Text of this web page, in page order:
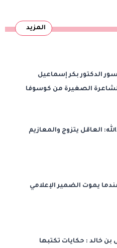
المزيد
الدكتور بكر إسماعيل
الصغيرة من كوسوفا
العاقل يتزوج والمعازيم
يموت الضمير الإعلامي
خالد : حكايات تكتبها